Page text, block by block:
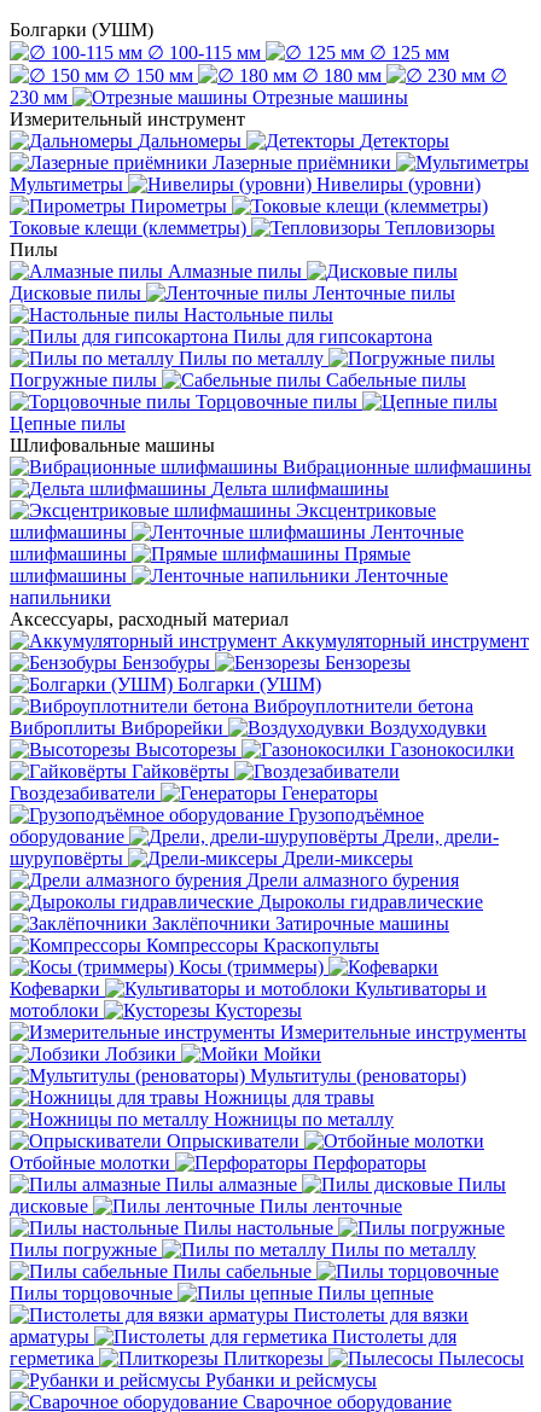
Болгарки (УШМ)
∅ 100-115 мм
∅ 125 мм
∅ 150 мм
∅ 180 мм
∅
230 мм
Отрезные машины
Измерительный инструмент
Дальномеры
Детекторы
Лазерные приёмники
Мультиметры
Нивелиры (уровни)
Пирометры
Токовые клещи (клемметры)
Тепловизоры
Пилы
Алмазные пилы
Дисковые пилы
Ленточные пилы
Настольные пилы
Пилы для гипсокартона
Пилы по металлу
Погружные пилы
Сабельные пилы
Торцовочные пилы
Цепные пилы
Шлифовальные машины
Вибрационные шлифмашины
Дельта шлифмашины
Эксцентриковые
шлифмашины
Ленточные
шлифмашины
Прямые
шлифмашины
Ленточные
напильники
Аксессуары, расходный материал
Аккумуляторный инструмент
Бензобуры
Бензорезы
Болгарки (УШМ)
Виброуплотнители бетона
Виброплиты Виброрейки
Воздуходувки
Высоторезы
Газонокосилки
Гайковёрты
Гвоздезабиватели
Генераторы
Грузоподъёмное
оборудование
Дрели, дрели-
шуруповёрты
Дрели-миксеры
Дрели алмазного бурения
Дыроколы гидравлические
Заклёпочники Затирочные машины
Компрессоры Краскопульты
Косы (триммеры)
Кофеварки
Культиваторы и
мотоблоки
Кусторезы
Измерительные инструменты
Лобзики
Мойки
Мультитулы (реноваторы)
Ножницы для травы
Ножницы по металлу
Опрыскиватели
Отбойные молотки
Перфораторы
Пилы алмазные
Пилы
дисковые
Пилы ленточные
Пилы настольные
Пилы погружные
Пилы по металлу
Пилы сабельные
Пилы торцовочные
Пилы цепные
Пистолеты для вязки
арматуры
Пистолеты для
герметика
Плиткорезы
Пылесосы
Рубанки и рейсмусы
Сварочное оборудование